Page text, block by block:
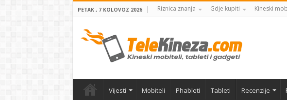
PETAK , 7 KOLOVOZ 2026 Riznica znanja Gdje kupiti Kineski
Vijesti Mobiteli Phableti Tableti Recenzije